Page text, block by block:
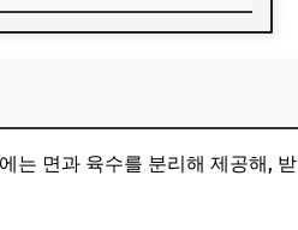
는 면과 육수를 분리해 제공해, 받